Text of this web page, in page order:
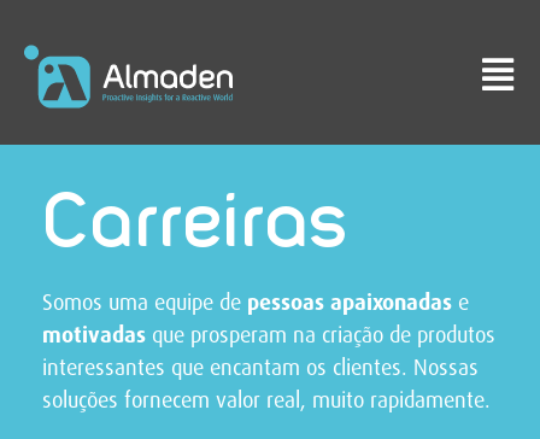
Carreiras
Somos uma equipe de pessoas apaixonadas e
motivadas que prosperam na criação de produtos
interessantes que encantam os clientes. Nossas
soluções fornecem valor real, muito rapidamente.